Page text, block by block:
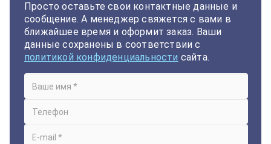
Просто оставьте свои контактные данные и
сообщение. А менеджер свяжется с вами в
ближайшее время и оформит заказ. Ваши
данные сохранены в соответствии с
политикой конфиденциальности сайта.